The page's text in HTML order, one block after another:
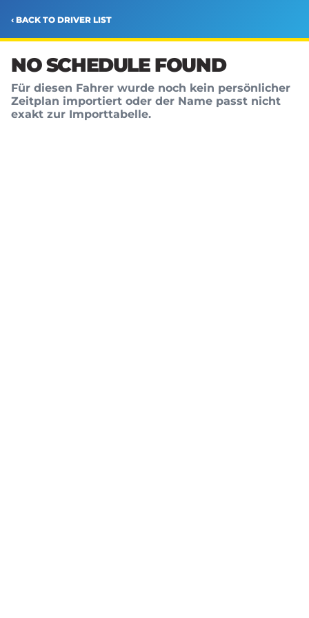
‹ BACK TO DRIVER LIST
NO SCHEDULE FOUND
Für diesen Fahrer wurde noch kein persönlicher
Zeitplan importiert oder der Name passt nicht
exakt zur Importtabelle.